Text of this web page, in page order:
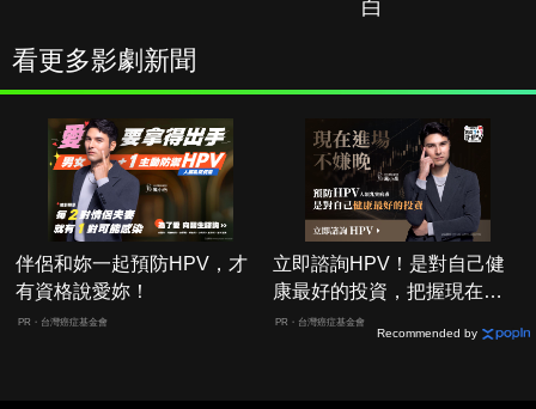
白
看更多影劇新聞
伴侶和妳一起預防HPV，才
有資格說愛妳！
PR・台灣癌症基金會
立即諮詢HPV！是對自己健
康最好的投資，把握現在不
嫌晚！
PR・台灣癌症基金會
Recommended by